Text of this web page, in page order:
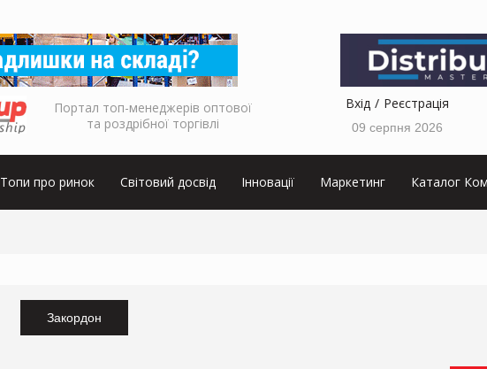
Портал топ-менеджерів оптової
та роздрібної торгівлі
Вхід Реєстрація
09 серпня 2026
Топи про ринок Світовий досвід Інновації Маркетинг Каталог
Закордон